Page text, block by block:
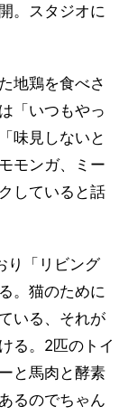
。スタジオに
地鶏を食べさ
「いつもやっ
味見しないと
モンガ、ミー
していると話
り「リビング
。猫のために
いる、それが
る。2匹のトイ
と馬肉と酵素
るのでちゃん